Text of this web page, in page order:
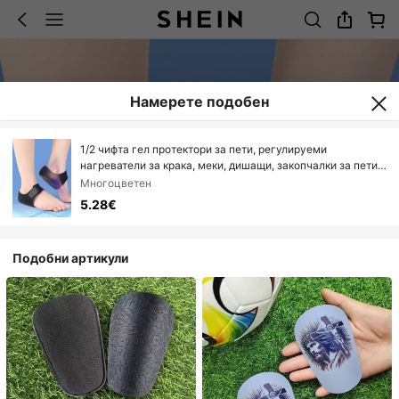
Намерете подобен
1/2 чифта гел протектори за пети, регулируеми
нагреватели за крака, меки, дишащи, закопчалки за пети с
кукички и примки, висококачествени фитнес
принадлежности
Многоцветен
5.28€
Подобни артикули